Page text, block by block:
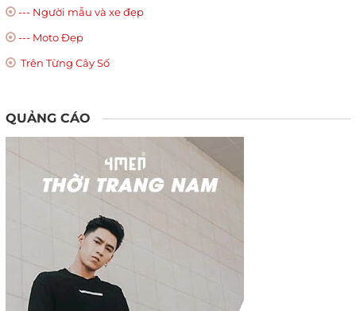
--- Người mẫu và xe đẹp
--- Moto Đẹp
Trên Từng Cây Số
QUẢNG CÁO